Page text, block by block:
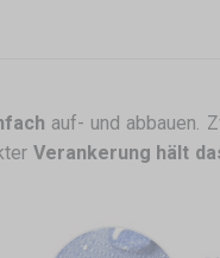
auf- und abbauen.
Verankerung hält